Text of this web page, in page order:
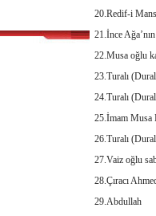
20.Redif-i
21.İnce
22.Musa oğlu
23.Turalı
24.Turalı
25.İmam Musa
26.Turalı
27.Vaiz oğlu
28.Çıracı
29.Abdullah